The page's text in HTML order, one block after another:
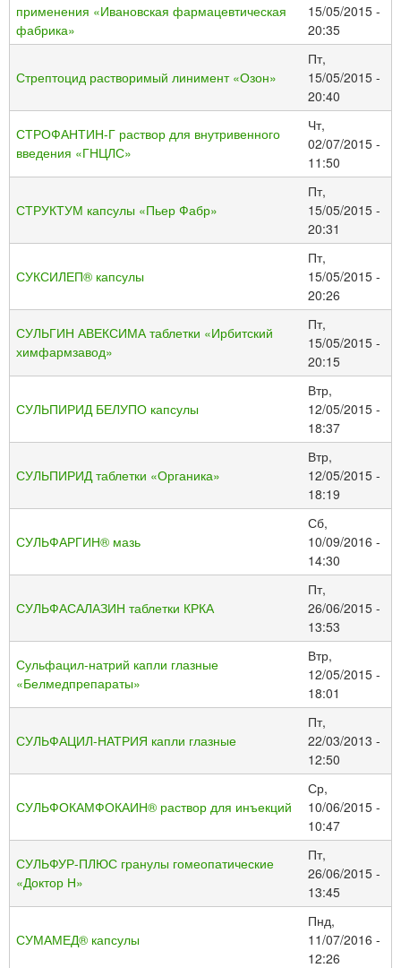
применения «Ивановская фармацевтическая
фабрика»
15/05/2015 -
20:35
Стрептоцид растворимый линимент «Озон»
Пт,
15/05/2015 -
20:40
СТРОФАНТИН-Г раствор для внутривенного
введения «ГНЦЛС»
Чт,
02/07/2015 -
11:50
СТРУКТУМ капсулы «Пьер Фабр»
Пт,
15/05/2015 -
20:31
СУКСИЛЕП® капсулы
Пт,
15/05/2015 -
20:26
СУЛЬГИН АВЕКСИМА таблетки «Ирбитский
химфармзавод»
Пт,
15/05/2015 -
20:15
СУЛЬПИРИД БЕЛУПО капсулы
Втр,
12/05/2015 -
18:37
СУЛЬПИРИД таблетки «Органика»
Втр,
12/05/2015 -
18:19
СУЛЬФАРГИН® мазь
Сб,
10/09/2016 -
14:30
СУЛЬФАСАЛАЗИН таблетки КРКА
Пт,
26/06/2015 -
13:53
Сульфацил-натрий капли глазные
«Белмедпрепараты»
Втр,
12/05/2015 -
18:01
СУЛЬФАЦИЛ-НАТРИЯ капли глазные
Пт,
22/03/2013 -
12:50
СУЛЬФОКАМФОКАИН® раствор для инъекций
Ср,
10/06/2015 -
10:47
СУЛЬФУР-ПЛЮС гранулы гомеопатические
«Доктор Н»
Пт,
26/06/2015 -
13:45
СУМАМЕД® капсулы
Пнд,
11/07/2016 -
12:26